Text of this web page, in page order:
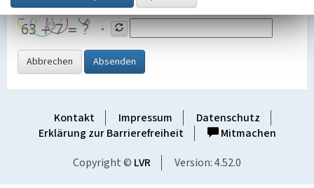
Grafik ein
Abbrechen Absenden
Kontakt Impressum
Datenschutz
Erklärung zur Barrierefreiheit
Mitmachen
Copyright © LVR Version: 4.52.0